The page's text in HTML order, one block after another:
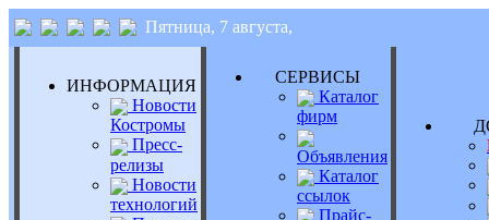
Пятница, 7 августа,
ИНФОРМАЦИЯ
Новости
Костромы
Пресс-
релизы
Новости
технологий
СЕРВИСЫ
Каталог
фирм
Объявления
Каталог
ссылок
Прайс-